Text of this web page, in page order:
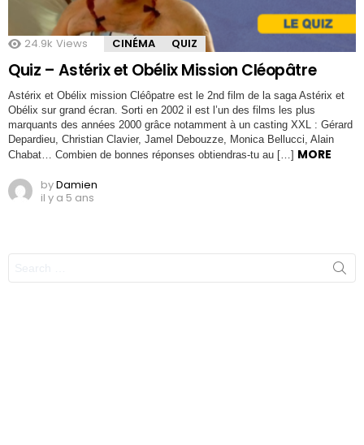
24.9k Views CINÉMA QUIZ
Quiz – Astérix et Obélix Mission Cléopâtre
Astérix et Obélix mission Cléôpatre est le 2nd film de la saga Astérix et
Obélix sur grand écran. Sorti en 2002 il est l’un des films les plus
marquants des années 2000 grâce notamment à un casting XXL : Gérard
Depardieu, Christian Clavier, Jamel Debouzze, Monica Bellucci, Alain
Chabat… Combien de bonnes réponses obtiendras-tu au […] MORE
byDamien
il y a 5 ans